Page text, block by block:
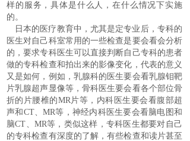
样的服务，具体是什么人，在什么情况下实施
的。
日本的医疗教育中，尤其是定专业后，专科的
医生对自己科室常用的一些检查是要会看会分析
的，要求专科医生可以直接判断自己专科的患者
做的专科检查和拍出来的影像变化，代表的意义
又是如何，例如，乳腺科的医生要会看乳腺钼靶
片乳腺超声显像等，骨科医生要会看各个部位骨
折的片腰椎的MR片等，内科医生要会看腹部超
声和 CT、MR等，神经内科医生要会看脑电图和
脑CT、 MR等，类似这样，专科医生都要对自己
的专科检查有深度的了解，有些检查和读片甚至